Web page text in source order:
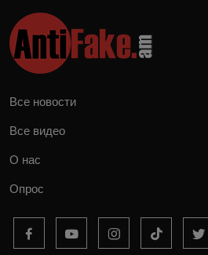
Все новости
Все видео
О нас
Опрос